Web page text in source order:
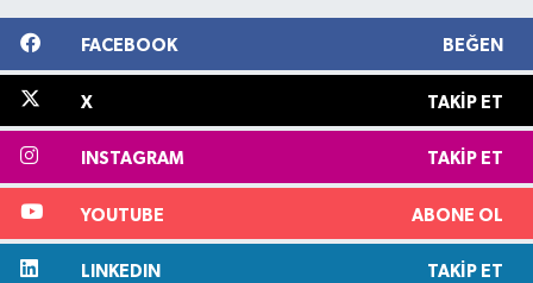
FACEBOOK BEĞEN
X TAKIP ET
INSTAGRAM TAKIP ET
YOUTUBE ABONE OL
LINKEDIN TAKIP ET